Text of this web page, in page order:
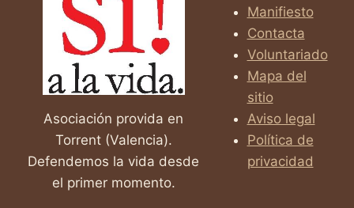
DE
LA
MATERNIDAD
Asociación provida en
Torrent (Valencia).
Defendemos la vida desde
el primer momento.
Manifiesto
Contacta
Voluntariado
Mapa del
sitio
Aviso legal
Política de
privacidad